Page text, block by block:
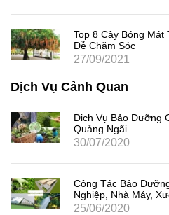
Top 8 Cây Bóng Mát
Dễ Chăm Sóc
27/09/2021
Dịch Vụ Cảnh Quan
Dich Vụ Bảo Dưỡng
Quảng Ngãi
30/07/2020
Công Tác Bảo
Nghiệp, Nhà Máy,
25/06/2020